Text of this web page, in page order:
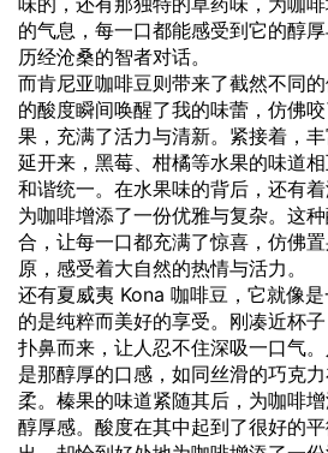
的气息，每一口都能感受到它的醇
历经沧桑的智者对话。
而肯尼亚咖啡豆则带来了截然不同
的酸度瞬间唤醒了我的味蕾，仿佛
果，充满了活力与清新。紧接着，
延开来，黑莓、柑橘等水果的味道
和谐统一。在水果味的背后，还有
为咖啡增添了一份优雅与复杂。这
合，让每一口都充满了惊喜，仿佛
原，感受着大自然的热情与活力。
还有夏威夷 Kona 咖啡豆，它就像
的是纯粹而美好的享受。刚凑近杯
扑鼻而来，让人忍不住深吸一口气
是那醇厚的口感，如同丝滑的巧克
柔。榛果的味道紧随其后，为咖啡
醇厚感。酸度在其中起到了很好的